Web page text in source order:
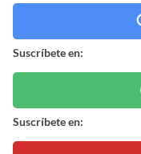
Suscríbete en:
Suscríbete en: